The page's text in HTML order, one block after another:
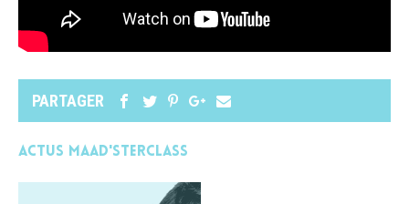
PARTAGER
Actus MAAD'STERCLASS